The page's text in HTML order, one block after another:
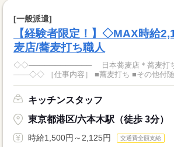
[一般派遣]
【経験者限定！】◇MAX時給
麦店/蕎麦打ち職人
◇◇──────────── 日本蕎麦店＊蕎麦打
キッチンスタッフ
東京都港区/六本木駅（徒歩 3分）
時給1,500円～2,125円 交通費全額支給